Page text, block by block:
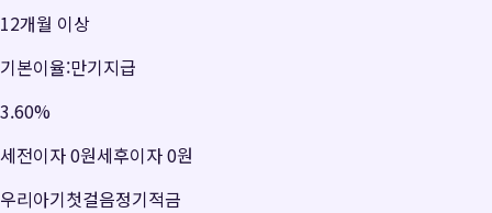
12개월 이상
기본이율:만기지급
3.60%
세전이자0원세후이자0원
우리아기첫걸음정기적금